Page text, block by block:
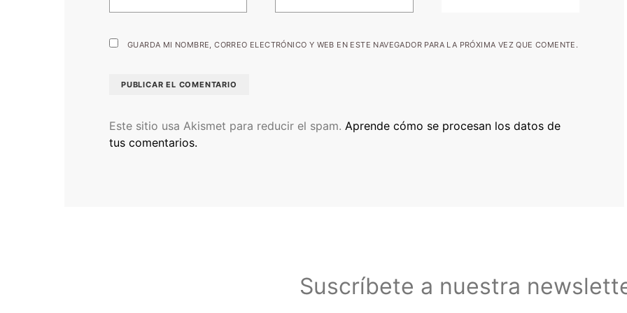
GUARDA MI NOMBRE, CORREO ELECTRÓNICO Y WEB EN ESTE NAVEGADOR PARA LA PRÓXIMA VEZ QUE COMENTE.
Este sitio usa Akismet para reducir el spam. Aprende cómo se procesan los datos de
tus comentarios.
Suscríbete a nuestra